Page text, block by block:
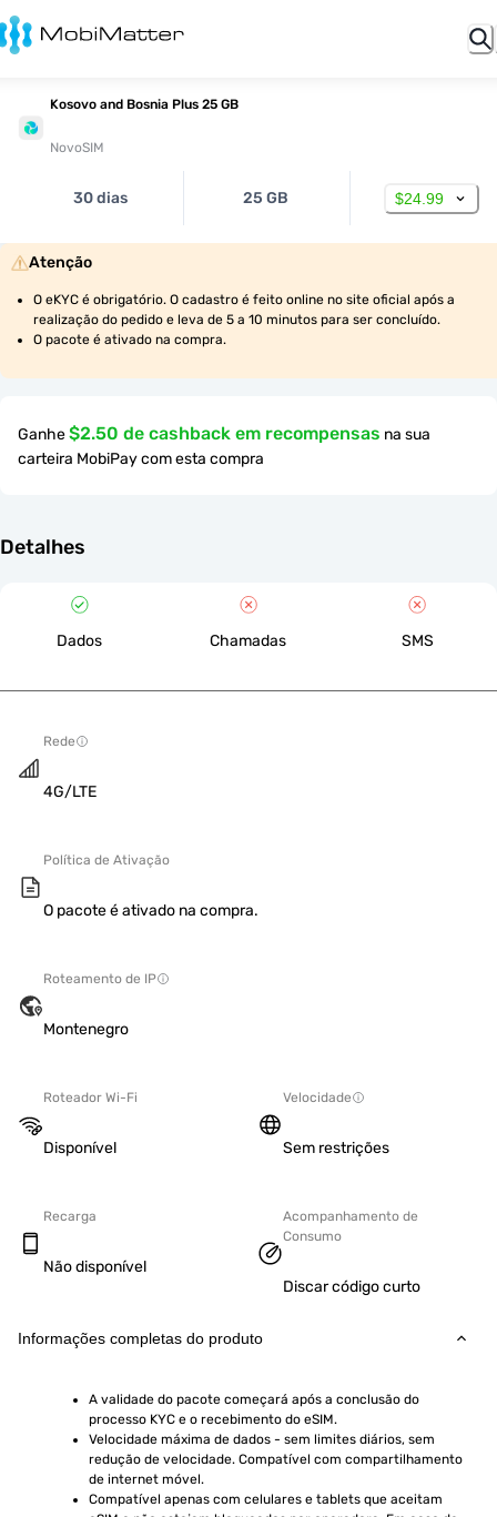
Kosovo and Bosnia Plus 25 GB
NovoSIM
30 dias 25 GB $24.99
Atenção
O eKYC é obrigatório. O cadastro é feito online no site oficial após a
realização do pedido e leva de 5 a 10 minutos para ser concluído.
O pacote é ativado na compra.
Ganhe$2.50 de cashback em recompensas na sua
carteira MobiPay com esta compra
Detalhes
Dados Chamadas SMS
Rede
4G/LTE
Política de Ativação
O pacote é ativado na compra.
Roteamento de IP
Montenegro
Roteador Wi-Fi
Disponível
Velocidade
Sem restrições
Recarga
Não disponível
Acompanhamento de
Consumo
Discar código curto
Informações completas do produto
A validade do pacote começará após a conclusão do
processo KYC e o recebimento do eSIM.
Velocidade máxima de dados - sem limites diários, sem
redução de velocidade. Compatível com compartilhamento
de internet móvel.
Compatível apenas com celulares e tablets que aceitam